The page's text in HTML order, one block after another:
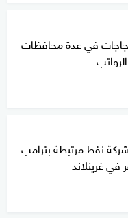
في عدة محافظات
شركة نفط مرتبطة بترامب
في غرينلاند